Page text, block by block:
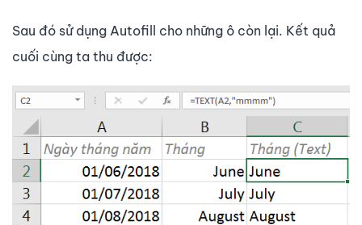
Sau đó sử dụng Autofill cho những ô còn lại. Kết quả
cuối cùng ta thu được: